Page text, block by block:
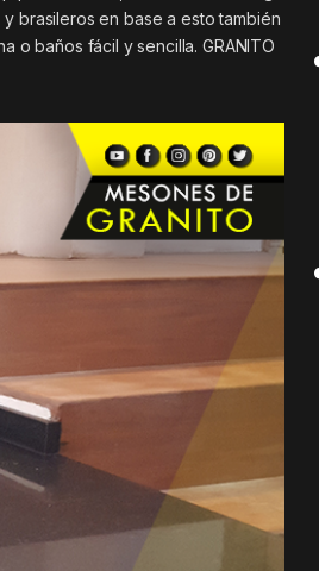
brasileros en base a esto también
o baños fácil y sencilla. GRANITO